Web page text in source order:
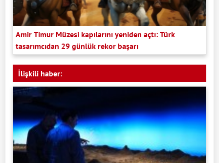
Amir Timur Müzesi kapılarını yeniden açtı: Türk
tasarımcıdan 29 günlük rekor başarı
İlişkili haber: